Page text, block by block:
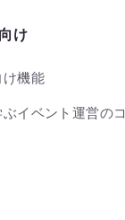
け
け機能
イベント運営のコ